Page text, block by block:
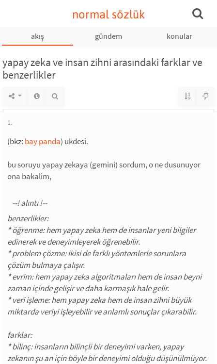
normal sözlük
akış gündem konular
yapay zeka ve insan zihni arasındaki farklar ve
benzerlikler
1.
(bkz: bay panda) ukdesi.
bu soruyu yapay zekaya (gemini) sordum, o ne dusunuyor
ona bakalim,
benzerlikler:
* öğrenme: hem yapay zeka hem de insanlar yeni bilgiler
edinerek ve deneyimleyerek öğrenebilir.
* problem çözme: ikisi de farklı yöntemlerle sorunlara
çözüm bulmaya çalışır.
* evrim: hem yapay zeka algoritmaları hem de insan beyni
zaman içinde gelişir ve daha karmaşık hale gelir.
* veri işleme: hem yapay zeka hem de insan zihni büyük
miktarda veriyi işleyebilir ve anlamlı sonuçlar çıkarabilir.
farklar:
* bilinç: insanların bilinçli bir deneyimi varken, yapay
zekanın şu an için böyle bir deneyimi olduğu düşünülmüyor.